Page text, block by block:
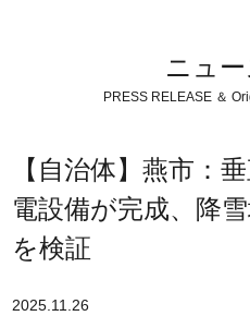
ニュー
PRESS RELEASE ＆
【自治体】燕市：
電設備が完成、降
を検証
2025.11.26